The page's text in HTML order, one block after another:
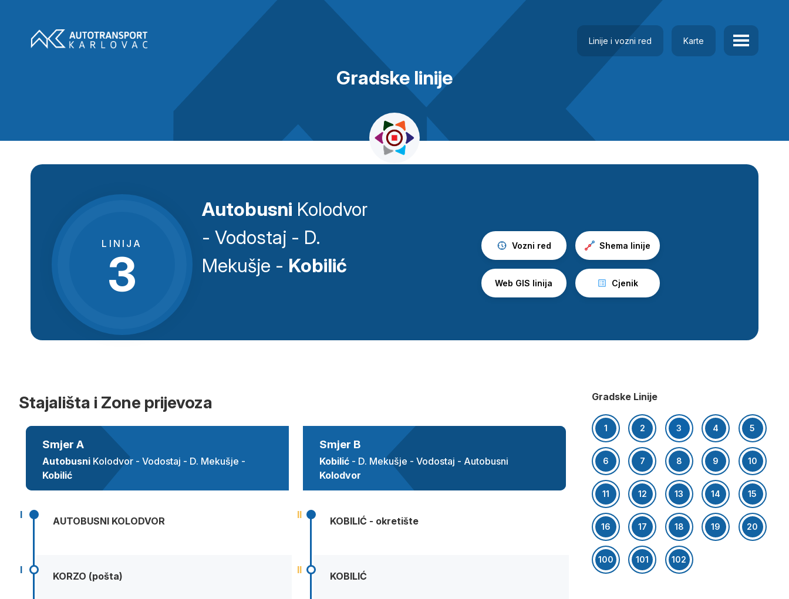
Linije i vozni red Karte
Gradske linije
LINIJA
3
Autobusni Kolodvor
- Vodostaj - D.
Mekušje - Kobilić
Vozni red Shema linije
Web GIS linija Cjenik
Stajališta i Zone prijevoza
Smjer A
AutobusniKolodvor - Vodostaj - D. Mekušje -
Kobilić
Smjer B
Kobilić- D. Mekušje - Vodostaj - Autobusni
Kolodvor
I
AUTOBUSNI KOLODVOR
I
KORZO (pošta)
II
KOBILIĆ - okretište
II
KOBILIĆ
Gradske Linije
1 2 3 4 5
6 7 8 9 10
11 12 13 14 15
16 17 18 19 20
100 101 102